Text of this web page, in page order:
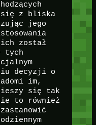
się z bliska
jego
został
tych
decyzji o
im,
się tak
to również